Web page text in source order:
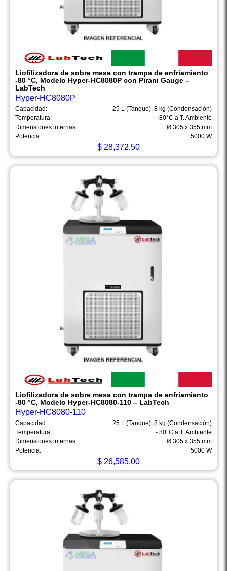
Liofilizadora de sobre mesa con trampa de enfriamiento
-80 °C, Modelo Hyper-HC8080P con Pirani Gauge –
LabTech
Hyper-HC8080P
Capacidad:
25 L (Tanque), 8 kg (Condensación)
Temperatura:
- 80°C a T. Ambiente
Dimensiones internas:
Ø 305 x 355 mm
Potencia:
5000 W
$ 28,372.50
Liofilizadora de sobre mesa con trampa de enfriamiento
-80 °C, Modelo Hyper-HC8080-110 – LabTech
Hyper-HC8080-110
Capacidad:
25 L (Tanque), 8 kg (Condensación)
Temperatura:
- 80°C a T. Ambiente
Dimensiones internas:
Ø 305 x 355 mm
Potencia:
5000 W
$ 26,585.00